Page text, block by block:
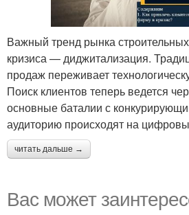
Важный тренд рынка строительных
кризиса — диджитализация.
продаж переживает
Поиск клиентов теперь ведется
основные баталии с
аудиторию происходят на
читать дальше →
Вас может